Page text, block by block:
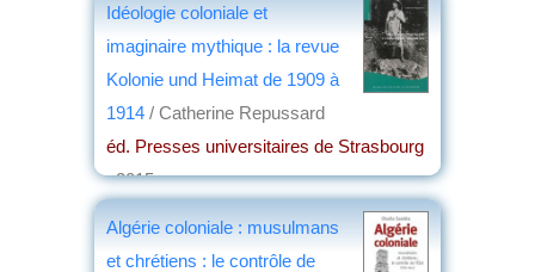
Idéologie coloniale et
imaginaire mythique : la revue
Kolonie und Heimat de 1909 à
1914 / Catherine Repussard
éd. Presses universitaires de Strasbourg
, 2015
Algérie coloniale : musulmans
et chrétiens : le contrôle de